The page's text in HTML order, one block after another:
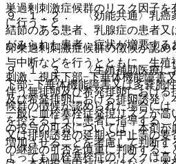
９．１．２． 〈効能共通〉乳癌
結節のある患者、乳腺症の患者又
がみられた患者：症状が増悪する
９．１．３． 〈生殖補助医療に
下部−下垂体機能障害又は多嚢胞
及び希発排卵における排卵誘発
一般に血栓塞栓症発現リスクが高
の投与の可否については、本剤が
増加させることを考慮して判断す
よっても血栓塞栓症のリスクは高
巣過剰刺激症候群のリスク因子
に行うこと。
卵巣過剰刺激症候群の徴候が認め
与中断などを行うとともに、生殖
刺激、視床下部−下垂体機能障害
伴う無排卵及び希発排卵における
候群の徴候が認められた場合には
を控えるように患者に指導する
又は排卵誘発の延期や中止等の
の継続の可否を慎重に判断するこ